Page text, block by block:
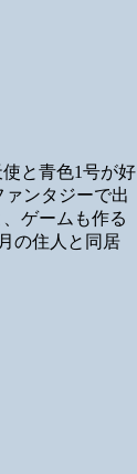
と青色1号が好
ンタジーで出
ゲームも作る
の住人と同居